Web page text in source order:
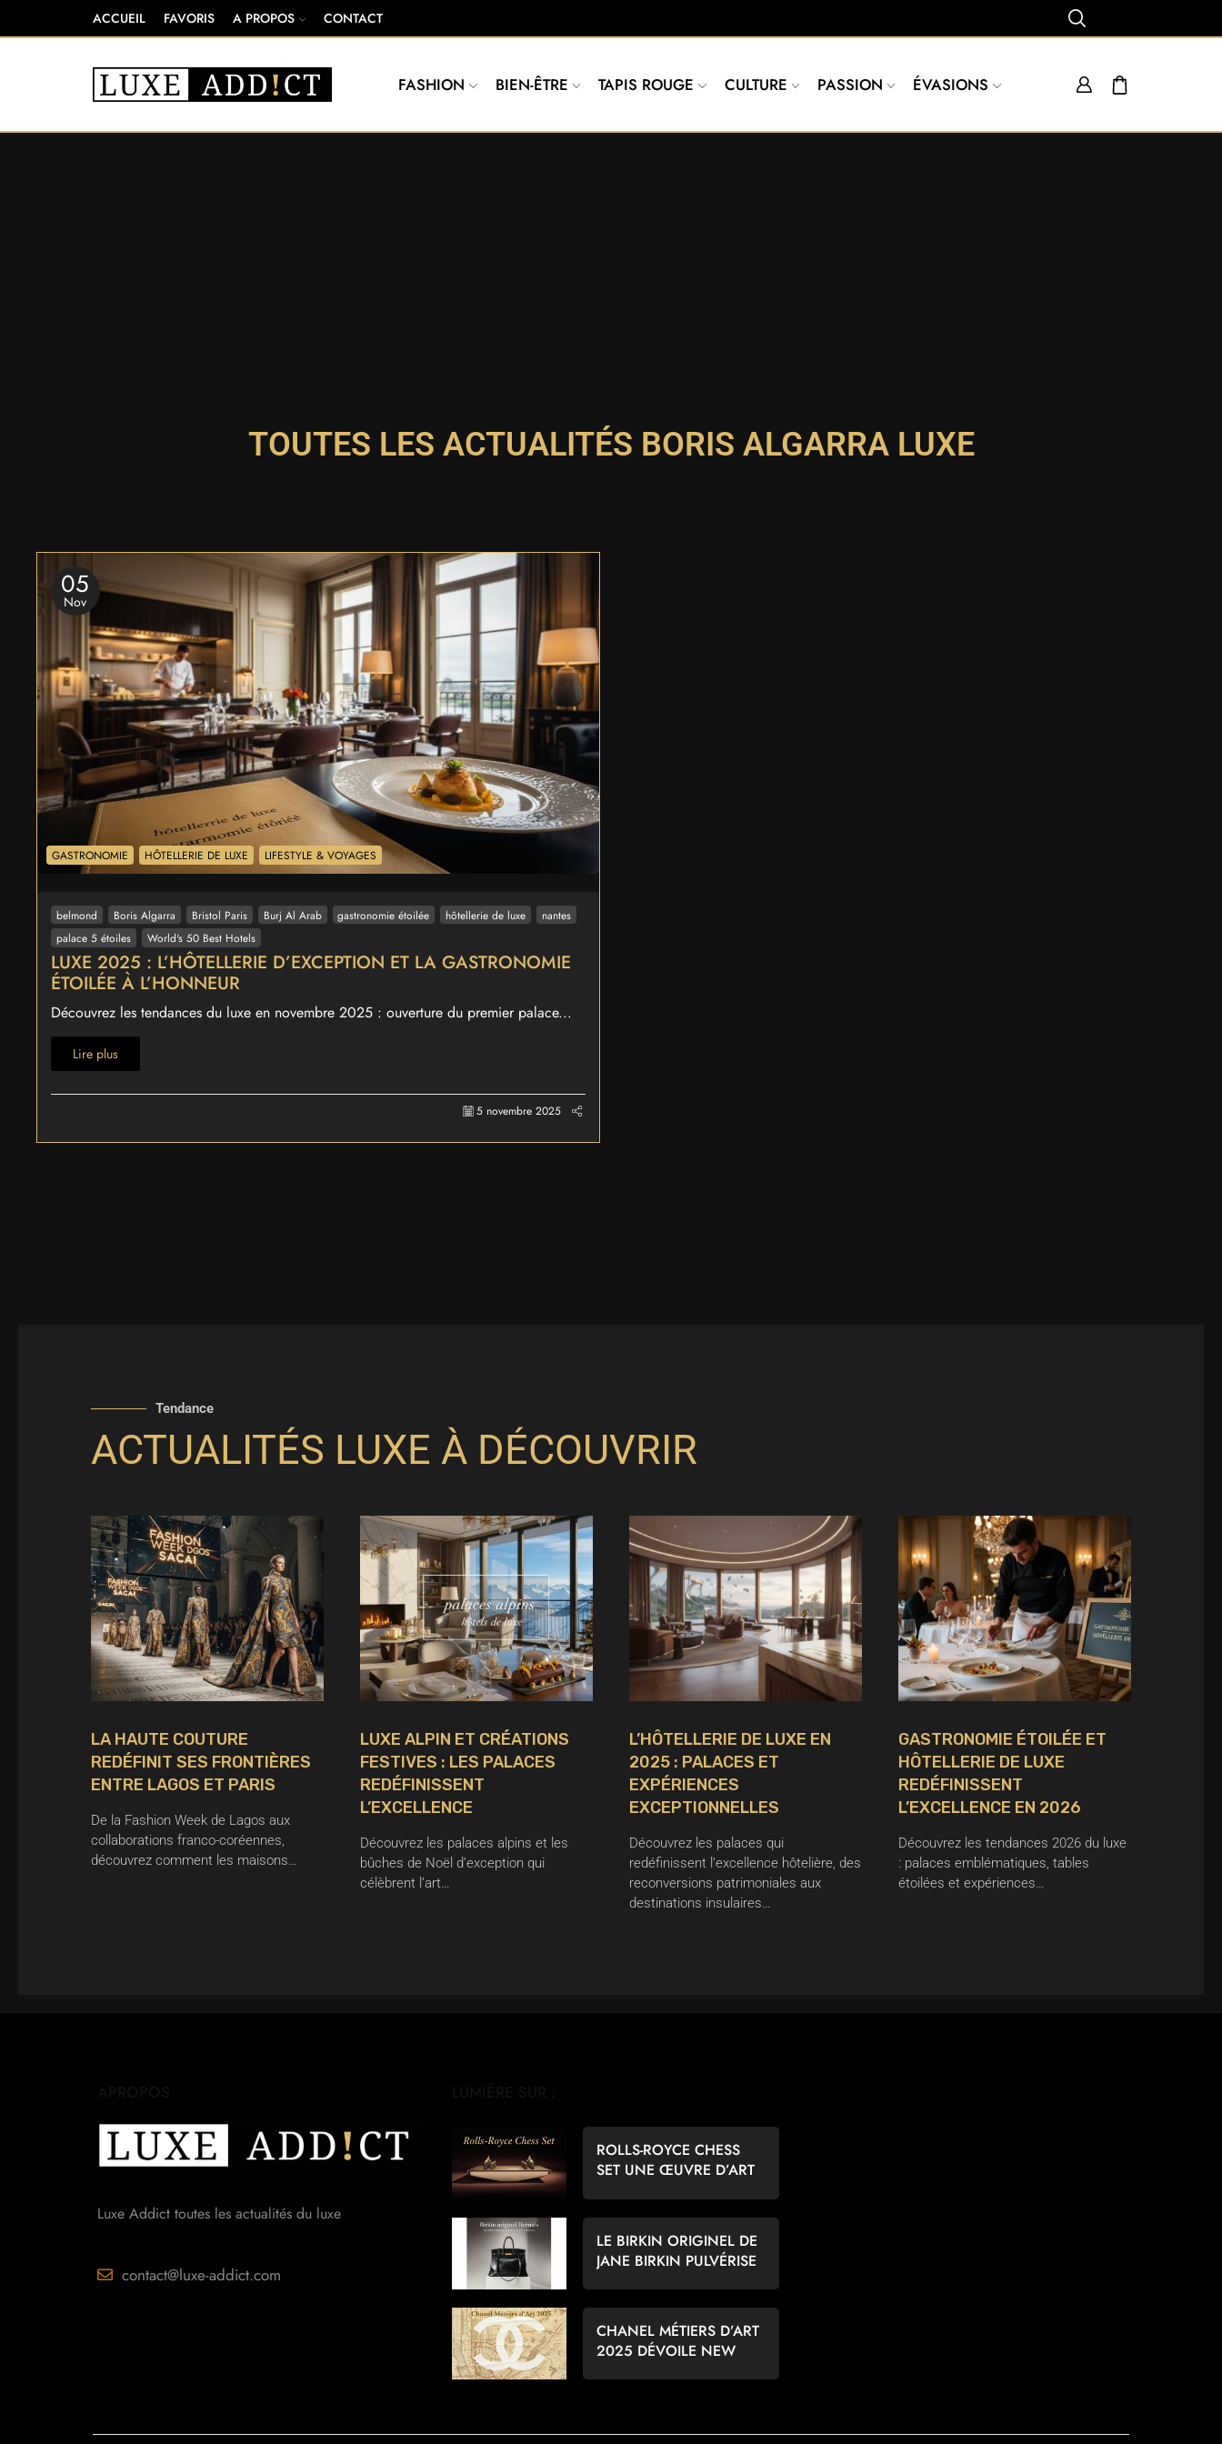
ACCUEIL FAVORIS A PROPOS CONTACT
FASHION BIEN-ÊTRE TAPIS ROUGE CULTURE PASSION ÉVASIONS
TOUTES LES ACTUALITÉS BORIS ALGARRA LUXE
05
Nov
GASTRONOMIE HÔTELLERIE DE LUXE LIFESTYLE & VOYAGES
belmond Boris Algarra Bristol Paris Burj Al Arab gastronomie étoilée hôtellerie de luxe
nantes
palace 5 étoiles
World's 50 Best Hotels
LUXE 2025 : L’HÔTELLERIE D’EXCEPTION ET LA GASTRONOMIE
ÉTOILÉE À L’HONNEUR
Découvrez les tendances du luxe en novembre 2025 : ouverture du premier palace...
Lire plus
5 novembre 2025
Tendance
ACTUALITÉS LUXE À DÉCOUVRIR
LA HAUTE COUTURE
REDÉFINIT SES FRONTIÈRES
ENTRE LAGOS ET PARIS
De la Fashion Week de Lagos aux
collaborations franco-coréennes,
découvrez comment les maisons…
LUXE ALPIN ET CRÉATIONS
FESTIVES : LES PALACES
REDÉFINISSENT
L’EXCELLENCE
Découvrez les palaces alpins et les
bûches de Noël d’exception qui
célèbrent l’art…
L’HÔTELLERIE DE LUXE EN
2025 : PALACES ET
EXPÉRIENCES
EXCEPTIONNELLES
Découvrez les palaces qui
redéfinissent l’excellence hôtelière, des
reconversions patrimoniales aux
destinations insulaires…
GASTRONOMIE ÉTOILÉE ET
HÔTELLERIE DE LUXE
REDÉFINISSENT
L’EXCELLENCE EN 2026
Découvrez les tendances 2026 du luxe
: palaces emblématiques, tables
étoilées et expériences…
Luxe Addict toutes les actualités du luxe
contact@luxe-addict.com
ROLLS-ROYCE CHESS
SET UNE ŒUVRE D’ART
LE BIRKIN ORIGINEL DE
JANE BIRKIN PULVÉRISE
CHANEL MÉTIERS D’ART
2025 DÉVOILE NEW